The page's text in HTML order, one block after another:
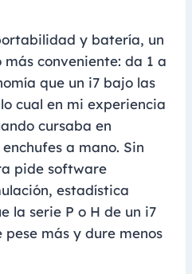
y batería, un
más conveniente: da 1 a
que un i7 bajo las
cual en mi experiencia
cursaba en
a mano. Sin
pide software
estadística
la serie P o H de un i7
más y dure menos